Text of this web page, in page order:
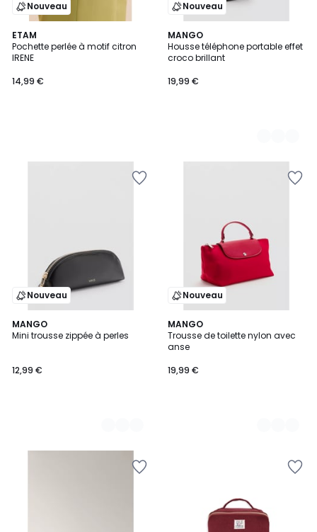
Nouveau
ETAM
Pochette perlée à motif citron
IRENE
14,99 €
Nouveau
MANGO
Housse téléphone portable effet
croco brillant
19,99 €
2
Couleurs
Nouveau
MANGO
Mini trousse zippée à perles
12,99 €
2
Couleurs
Nouveau
MANGO
Trousse de toilette nylon avec
anse
19,99 €
2
Couleurs